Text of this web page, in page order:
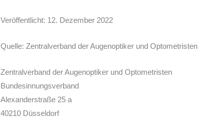
Veröffentlicht: 12. Dezember 2022
Quelle: Zentralverband der Augenoptiker und Optometristen
Zentralverband der Augenoptiker und Optometristen
Bundesinnungsverband
Alexanderstraße 25 a
40210 Düsseldorf